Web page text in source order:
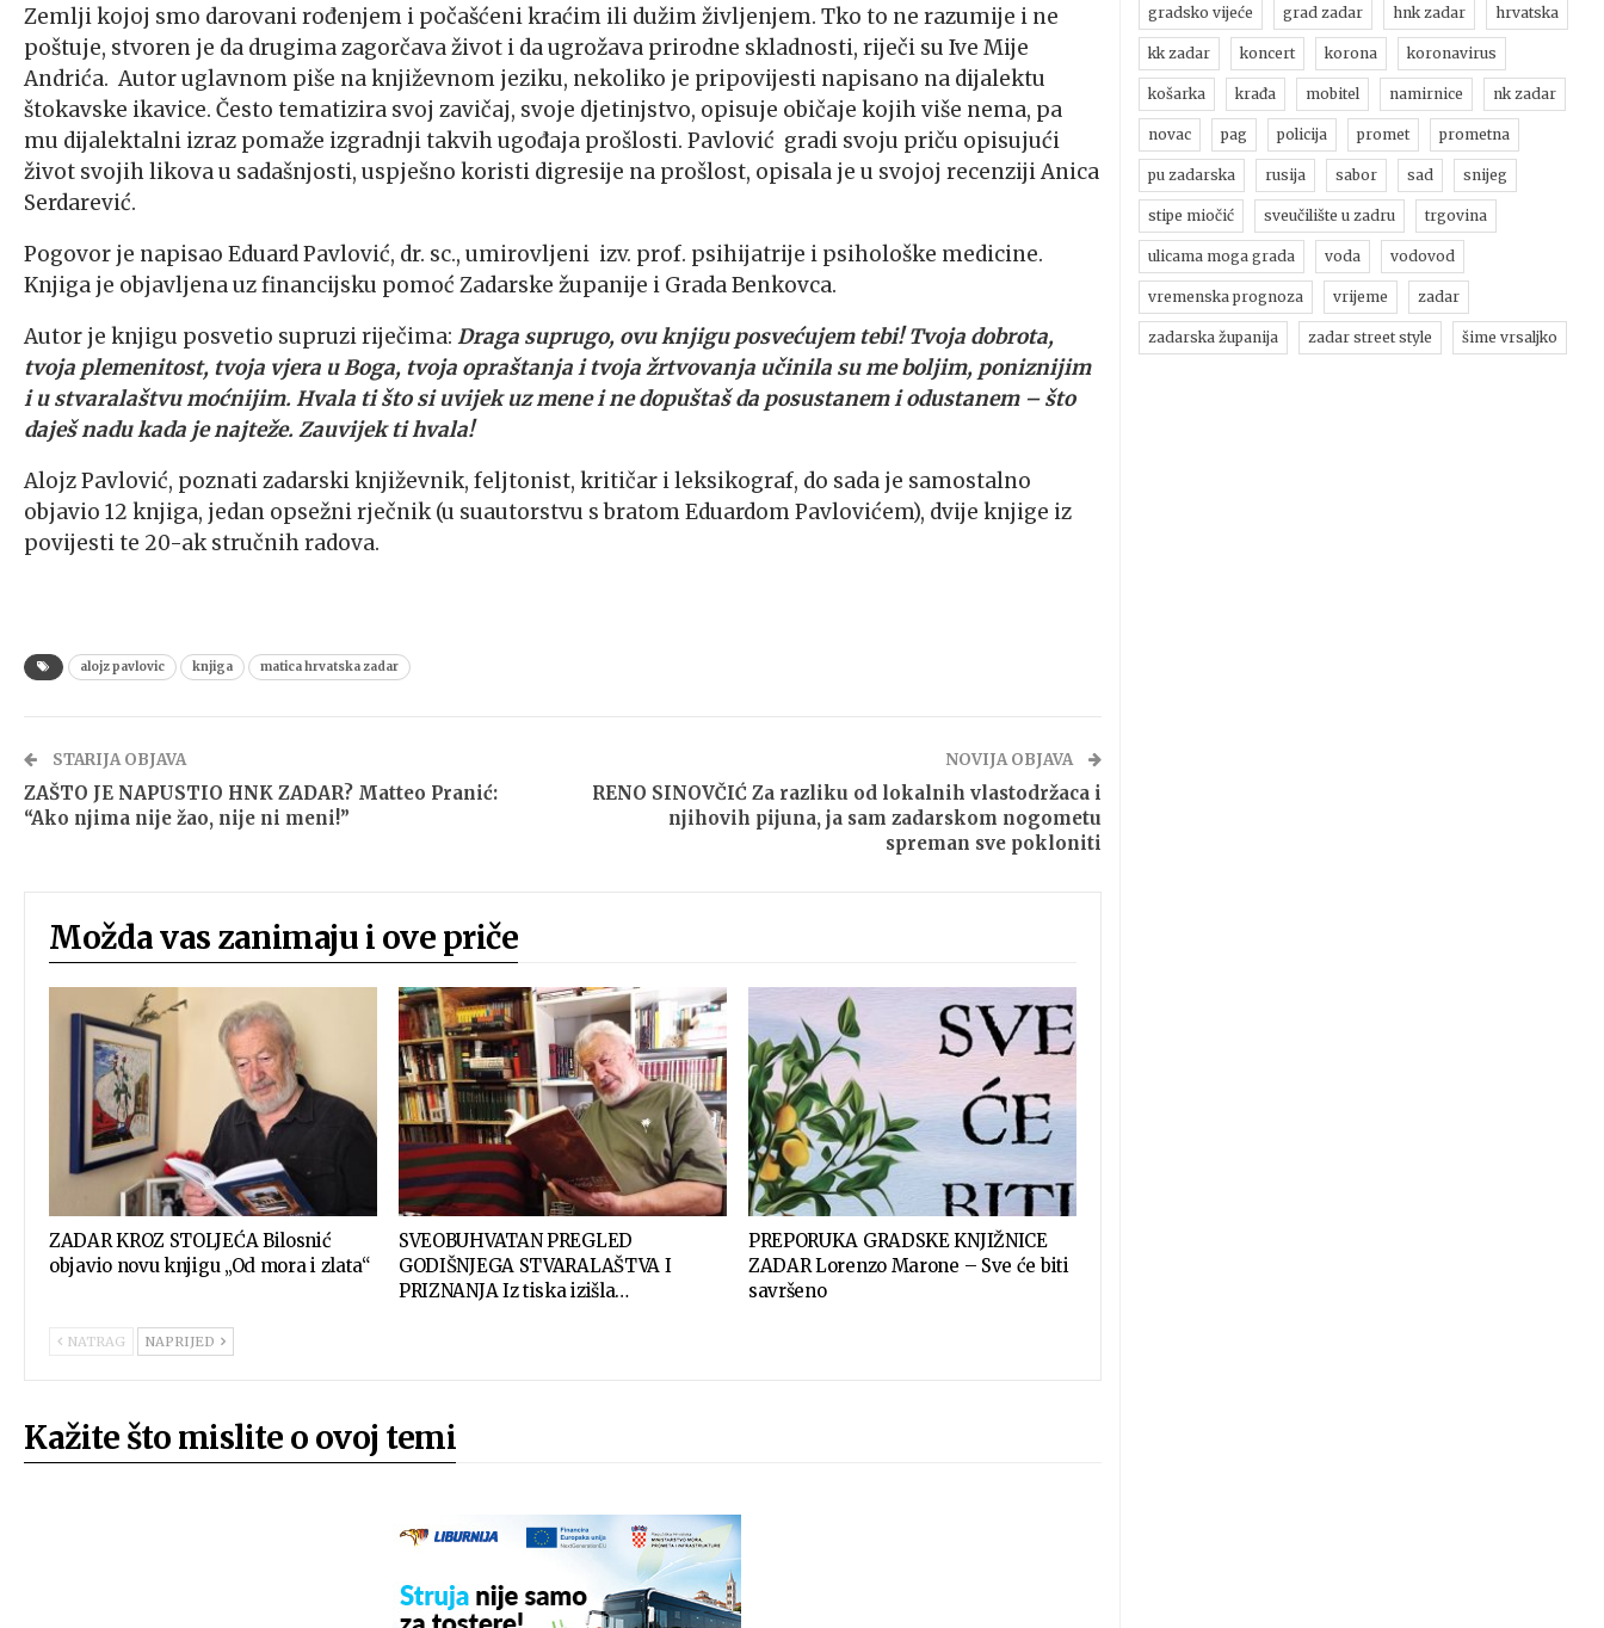
Zemlji kojoj smo darovani rođenjem i počašćeni kraćim ili dužim življenjem. Tko to ne razumije i ne
poštuje, stvoren je da drugima zagorčava život i da ugrožava prirodne skladnosti, riječi su Ive Mije
Andrića. Autor uglavnom piše na književnom jeziku, nekoliko je pripovijesti napisano na dijalektu
štokavske ikavice. Često tematizira svoj zavičaj, svoje djetinjstvo, opisuje običaje kojih više nema, pa
mu dijalektalni izraz pomaže izgradnji takvih ugođaja prošlosti. Pavlović gradi svoju priču opisujući
život svojih likova u sadašnjosti, uspješno koristi digresije na prošlost, opisala je u svojoj recenziji Anica
Serdarević.
Pogovor je napisao Eduard Pavlović, dr. sc., umirovljeni izv. prof. psihijatrije i psihološke medicine.
Knjiga je objavljena uz financijsku pomoć Zadarske županije i Grada Benkovca.
Autor je knjigu posvetio supruzi riječima: Draga suprugo, ovu knjigu posvećujem tebi! Tvoja dobrota,
tvoja plemenitost, tvoja vjera u Boga, tvoja opraštanja i tvoja žrtvovanja učinila su me boljim, poniznijim
i u stvaralaštvu moćnijim. Hvala ti što si uvijek uz mene i ne dopuštaš da posustanem i odustanem – što
daješ nadu kada je najteže. Zauvijek ti hvala!
Alojz Pavlović, poznati zadarski književnik, feljtonist, kritičar i leksikograf, do sada je samostalno
objavio 12 knjiga, jedan opsežni rječnik (u suautorstvu s bratom Eduardom Pavlovićem), dvije knjige iz
povijesti te 20-ak stručnih radova.
alojz pavlovic knjiga matica hrvatska zadar
STARIJA OBJAVA
ZAŠTO JE NAPUSTIO HNK ZADAR? Matteo Pranić:
“Ako njima nije žao, nije ni meni!”
NOVIJA OBJAVA
RENO SINOVČIĆ Za razliku od lokalnih vlastodržaca i
njihovih pijuna, ja sam zadarskom nogometu
spreman sve pokloniti
Možda vas zanimaju i ove priče
ZADAR KROZ STOLJEĆA Bilosnić
objavio novu knjigu „Od mora i zlata“
SVEOBUHVATAN PREGLED
GODIŠNJEGA STVARALAŠTVA I
PRIZNANJA Iz tiska izišla…
PREPORUKA GRADSKE KNJIŽNICE
ZADAR Lorenzo Marone – Sve će biti
savršeno
NATRAG NAPRIJED
Kažite što mislite o ovoj temi
gradsko vijeće grad zadar hnk zadar hrvatska
kk zadar koncert korona koronavirus
košarka krađa mobitel namirnice nk zadar
novac pag policija promet prometna
pu zadarska rusija sabor sad snijeg
stipe miočić sveučilište u zadru trgovina
ulicama moga grada voda vodovod
vremenska prognoza vrijeme zadar
zadarska županija zadar street style šime vrsaljko